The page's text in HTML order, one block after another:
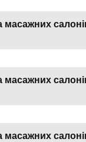
масажних
масажних
масажних